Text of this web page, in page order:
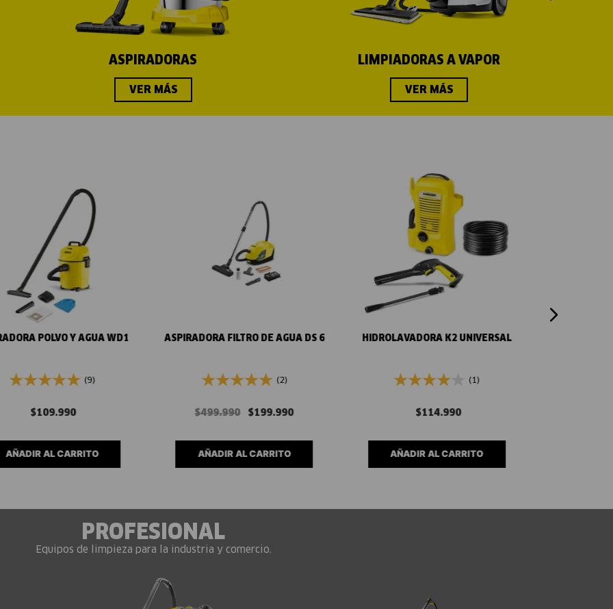
ASPIRADORAS
VER MÁS
LIMPIADORAS A VAPOR
VER MÁS
Vista rápida
POLVO Y AGUA WD1
(9)
$109.990
AÑADIR AL CARRITO
ASPIRADORA FILTRO DE AGUA DS 6
(2)
$499.990 $199.990
AÑADIR AL CARRITO
HIDROLAVADORA K2 UNIVERSAL
(1)
$114.990
AÑADIR AL CARRITO
PROFESIONAL
Equipos de limpieza para la industria y comercio.